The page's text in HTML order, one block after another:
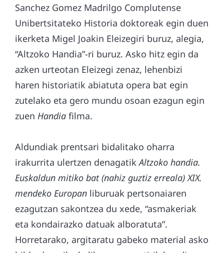
Sanchez Gomez Madrilgo Complutense
Unibertsitateko Historia doktoreak egin duen
ikerketa Migel Joakin Eleizegiri buruz, alegia,
“Altzoko Handia”-ri buruz. Asko hitz egin da
azken urteotan Eleizegi zenaz, lehenbizi
haren historiatik abiatuta opera bat egin
zutelako eta gero mundu osoan ezagun egin
zuen Handia filma.
Aldundiak prentsari bidalitako oharra
irakurrita ulertzen denagatikAltzoko handia.
Euskaldun mitiko bat (nahiz guztiz erreala) XIX.
mendeko Europan liburuak pertsonaiaren
ezagutzan sakontzea du xede, “asmakeriak
eta kondairazko datuak alboratuta”.
Horretarako, argitaratu gabeko material asko